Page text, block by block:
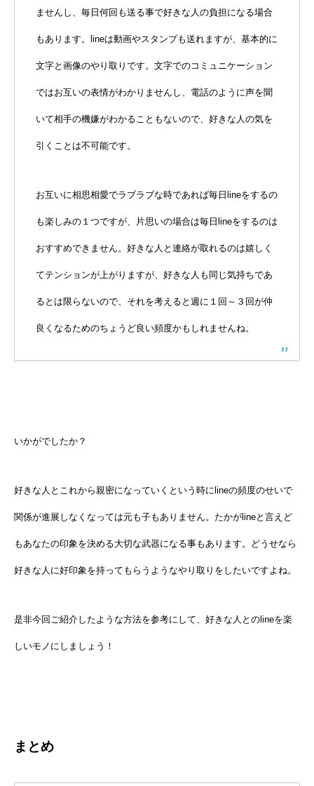
ませんし、毎日何回も送る事で好きな人の負担になる場合
もあります。lineは動画やスタンプも送れますが、基本的に
文字と画像のやり取りです。文字でのコミュニケーション
ではお互いの表情がわかりませんし、電話のように声を聞
いて相手の機嫌がわかることもないので、好きな人の気を
引くことは不可能です。
お互いに相思相愛でラブラブな時であれば毎日lineをするの
も楽しみの１つですが、片思いの場合は毎日lineをするのは
おすすめできません。好きな人と連絡が取れるのは嬉しく
てテンションが上がりますが、好きな人も同じ気持ちであ
るとは限らないので、それを考えると週に１回～３回が仲
良くなるためのちょうど良い頻度かもしれませんね。
いかがでしたか？
好きな人とこれから親密になっていくという時にlineの頻度のせいで
関係が進展しなくなっては元も子もありません。たかがlineと言えど
もあなたの印象を決める大切な武器になる事もあります。どうせなら
好きな人に好印象を持ってもらうようなやり取りをしたいですよね。
是非今回ご紹介したような方法を参考にして、好きな人とのlineを楽
しいモノにしましょう！
まとめ